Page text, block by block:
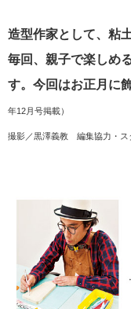
造型作家として、粘
毎回、親子で楽しめ
す。今回はお正月に
年12月号掲載）
撮影／黒澤義教 編集協力・